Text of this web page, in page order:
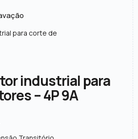
industrial para
– 4P 9A